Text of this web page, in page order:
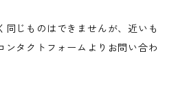
同じものはできませんが、近いも
ンタクトフォームよりお問い合わ